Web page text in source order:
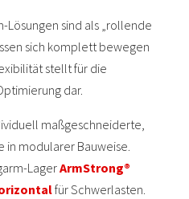
Lösungen sind als „rollende
sich komplett bewegen
stellt für die
dar.
maßgeschneiderte,
in modularer Bauweise.
LagerArmStrong®
für Schwerlasten.